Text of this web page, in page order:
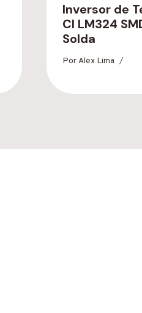
Inversor de
CI LM324
Solda
PorAlex Lima